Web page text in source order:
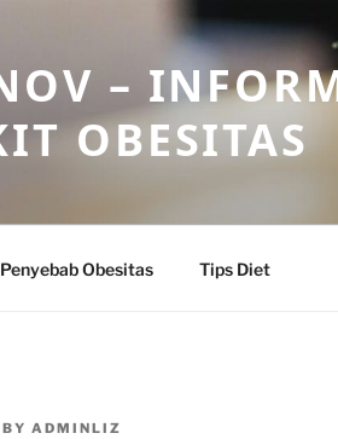
–
OBESITAS
Penyebab Obesitas Tips Diet
BY ADMINLIZ